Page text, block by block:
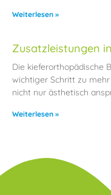
Weiterlesen »
Zusatzleistungen
Die kieferorthopädische
wichtiger Schritt zu
nicht nur ästhetisch
Weiterlesen »